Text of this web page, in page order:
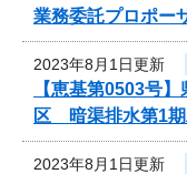
業務委託プロポー
2023年8月1日更新
【恵基第0503号
区 暗渠排水第1期
2023年8月1日更新